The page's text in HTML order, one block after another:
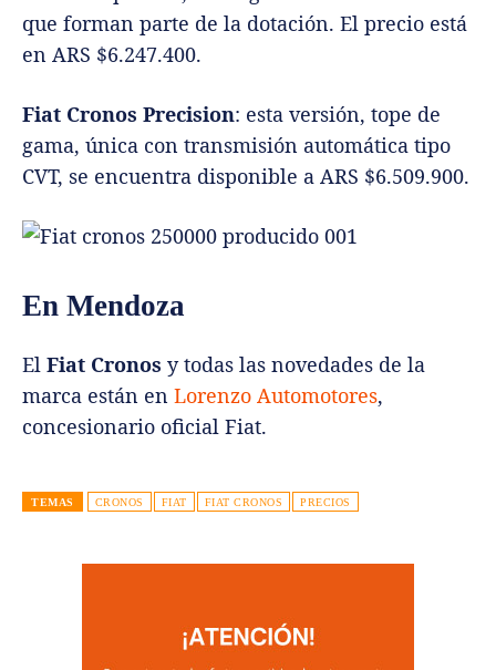
En Mendoza
marca están enLorenzo Automotores,
concesionario oficial Fiat.
TEMAS CRONOS FIAT FIAT CRONOS PRECIOS